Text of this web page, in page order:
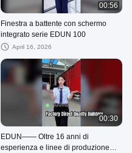
00:56
Finestra a battente con schermo
integrato serie EDUN 100
April 16, 2026
00:30
EDUN—— Oltre 16 anni di
esperienza e linee di produzione